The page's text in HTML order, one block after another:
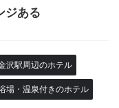
ジある
沢駅周辺のホテル
場・温泉付きのホテル